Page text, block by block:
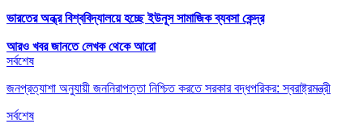
ভারতের অন্ধ্র বিশ্ববিদ্যালয়ে হচ্ছে ‌ইউনূস সামাজিক ব্যবসা কেন্দ্র
আরও খবর জানতে লেখক থেকে আরো
সর্বশেষ
জনপ্রত্যাশা অনুযায়ী জননিরাপত্তা নিশ্চিত করতে সরকার বদ্ধপরিকর: স্বরাষ্ট্রমন্ত্রী
সর্বশেষ